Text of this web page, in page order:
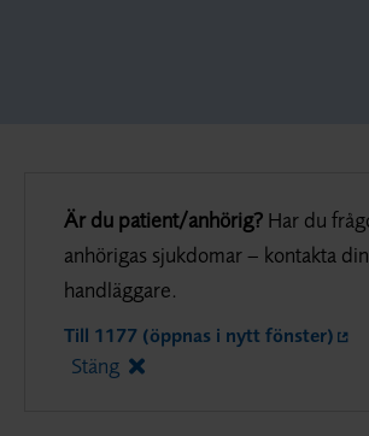
Är du patient/anhörig? Har du
anhörigas sjukdomar – kontakta
handläggare.
Till 1177 (öppnas i nytt fönster)
Stäng